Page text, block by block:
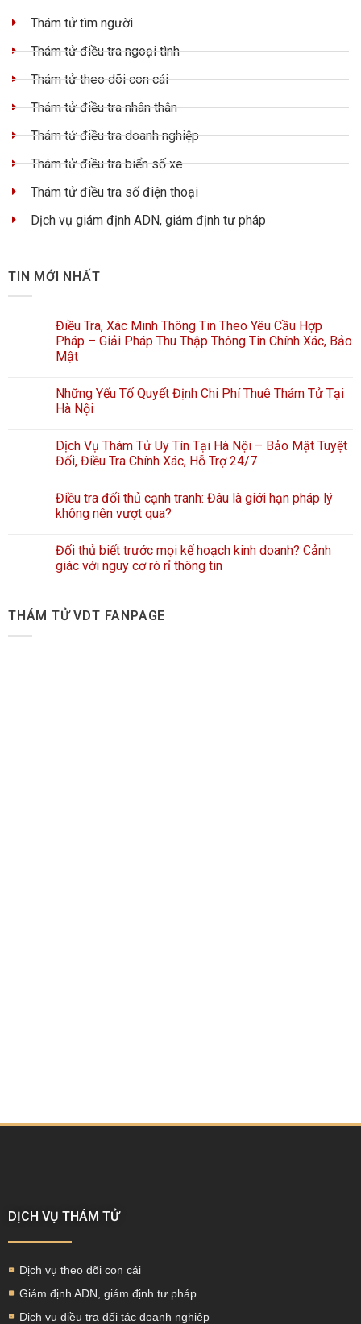
Thám tử tìm người
Thám tử điều tra ngoại tình
Thám tử theo dõi con cái
Thám tử điều tra nhân thân
Thám tử điều tra doanh nghiệp
Thám tử điều tra biển số xe
Thám tử điều tra số điện thoại
Dịch vụ giám định ADN, giám định tư pháp
TIN MỚI NHẤT
Điều Tra, Xác Minh Thông Tin Theo Yêu Cầu Hợp
Pháp – Giải Pháp Thu Thập Thông Tin Chính Xác, Bảo
Mật
Những Yếu Tố Quyết Định Chi Phí Thuê Thám Tử Tại
Hà Nội
Dịch Vụ Thám Tử Uy Tín Tại Hà Nội – Bảo Mật Tuyệt
Đối, Điều Tra Chính Xác, Hỗ Trợ 24/7
Điều tra đối thủ cạnh tranh: Đâu là giới hạn pháp lý
không nên vượt qua?
Đối thủ biết trước mọi kế hoạch kinh doanh? Cảnh
giác với nguy cơ rò rỉ thông tin
THÁM TỬ VDT FANPAGE
DỊCH VỤ THÁM TỬ
Dịch vụ theo dõi con cái
Giám định ADN, giám định tư pháp
Dịch vụ điều tra đối tác doanh nghiệp